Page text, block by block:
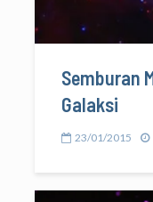
Semburan
Galaksi
23/01/2015